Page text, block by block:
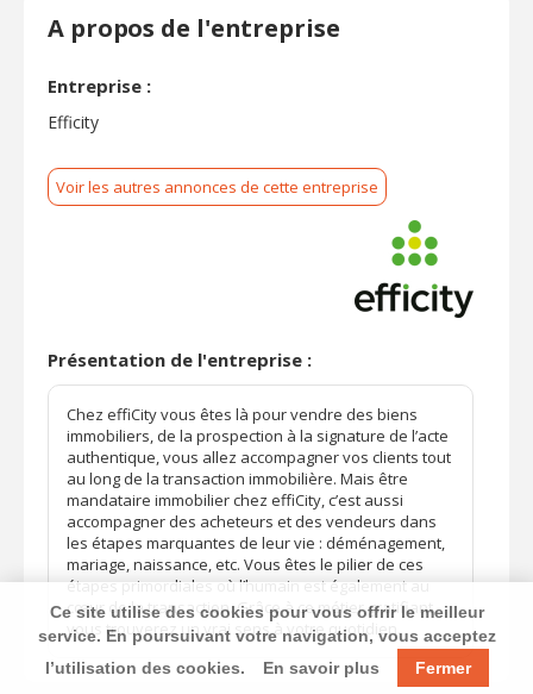
A propos de l'entreprise
Entreprise :
Efficity
Voir les autres annonces de cette entreprise
Présentation de l'entreprise :
Chez effiCity vous êtes là pour vendre des biens
immobiliers, de la prospection à la signature de l’acte
authentique, vous allez accompagner vos clients tout
au long de la transaction immobilière. Mais être
mandataire immobilier chez effiCity, c’est aussi
accompagner des acheteurs et des vendeurs dans
les étapes marquantes de leur vie : déménagement,
mariage, naissance, etc. Vous êtes le pilier de ces
étapes primordiales où l’humain est également au
cœur de la transaction. Grâce à ce métier gratifiant,
vous trouverez un vrai sens à votre quotidien.
Ce site utilise des cookies pour vous offrir le meilleur
service. En poursuivant votre navigation, vous acceptez
l’utilisation des cookies.
En savoir plus Fermer